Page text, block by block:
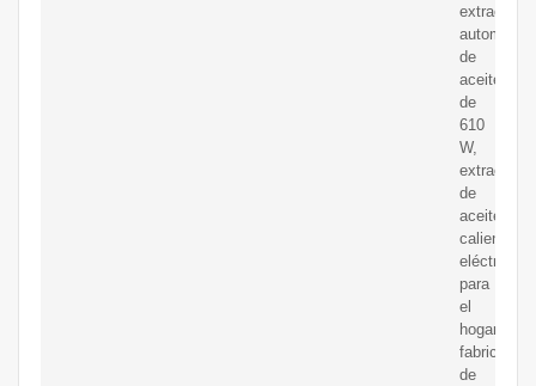
extractor
automático
de
aceite
de
610
W,
extractor
de
aceite
caliente
eléctrico
para
el
hogar,
fabricante
de